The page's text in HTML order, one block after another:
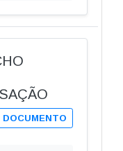
DOCUMENTO